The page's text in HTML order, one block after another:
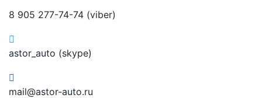
8 905 277-74-74 (viber)
astor_auto (skype)
mail@astor-auto.ru